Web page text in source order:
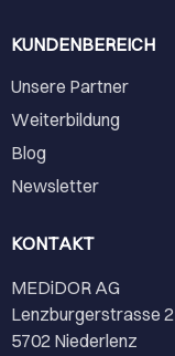
KUNDENBEREICH
Unsere Partner
Weiterbildung
Blog
Newsletter
KONTAKT
MEDiDOR AG
Lenzburgerstrasse 2
5702 Niederlenz